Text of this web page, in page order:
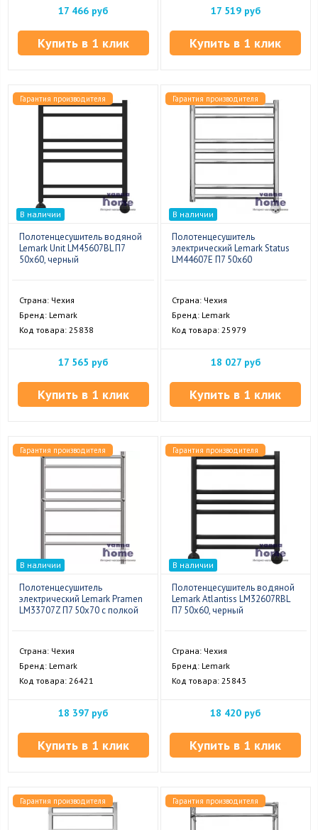
17 466 руб
Купить в 1 клик
17 519 руб
Купить в 1 клик
Гарантия производителя
В наличии
Полотенцесушитель водяной
Lemark Unit LM45607BL П7
50x60, черный
Страна: Чехия
Бренд: Lemark
Код товара: 25838
17 565 руб
Купить в 1 клик
Гарантия производителя
В наличии
Полотенцесушитель
электрический Lemark Status
LM44607E П7 50x60
Страна: Чехия
Бренд: Lemark
Код товара: 25979
18 027 руб
Купить в 1 клик
Гарантия производителя
В наличии
Полотенцесушитель
электрический Lemark Pramen
LM33707Z П7 50x70 с полкой
Страна: Чехия
Бренд: Lemark
Код товара: 26421
18 397 руб
Купить в 1 клик
Гарантия производителя
В наличии
Полотенцесушитель водяной
Lemark Atlantiss LM32607RBL
П7 50x60, черный
Страна: Чехия
Бренд: Lemark
Код товара: 25843
18 420 руб
Купить в 1 клик
Гарантия производителя Гарантия производителя